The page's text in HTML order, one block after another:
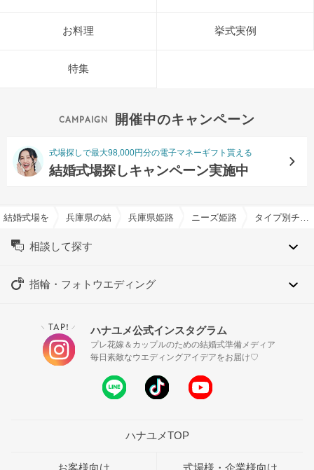
お料理 挙式実例
特集
開催中のキャンペーン
式場探しで最大98,000円分の電子マネーギフト貰える
結婚式場探しキャンペーン実施中
結婚式場を探すならハナユメ
兵庫県の結婚式場一覧兵庫県姫路市の結婚式場一覧
ニーズ姫路 by T&G
相談して探す
指輪・フォトウエディング
＼ TAP! ／ ハナユメ公式インスタグラム
プレ花嫁＆カップルのための結婚式準備メディア
毎日素敵なウエディングアイデアをお届け♡
ハナユメTOP